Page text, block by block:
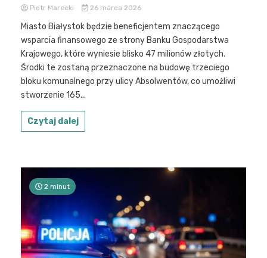
Piotr Marecki 26 marca 2026
Miasto Białystok będzie beneficjentem znaczącego
wsparcia finansowego ze strony Banku Gospodarstwa
Krajowego, które wyniesie blisko 47 milionów złotych.
Środki te zostaną przeznaczone na budowę trzeciego
bloku komunalnego przy ulicy Absolwentów, co umożliwi
stworzenie 165...
Czytaj dalej
2 minut